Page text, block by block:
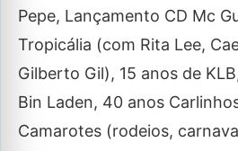
Pepe, Lançamento CD Mc
Tropicália (com Rita Lee,
Gilberto Gil), 15 anos de
Bin Laden, 40 anos
Camarotes (rodeios,